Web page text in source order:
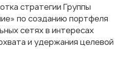
стратегии Группы
по созданию портфеля
сетях в интересах
и удержания целевой